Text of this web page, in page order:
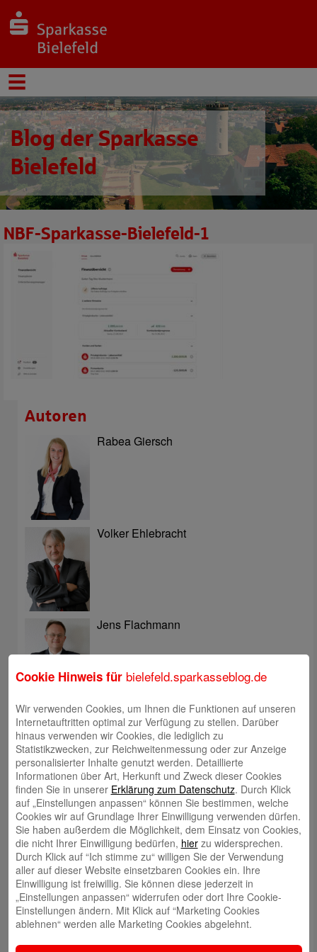
Blog der Sparkasse
Bielefeld
NBF-Sparkasse-Bielefeld-1
Autoren
Rabea Giersch
Volker Ehlebracht
Jens Flachmann
Christoph Kaleschke
Stephan Merkel
Rahel Neufeld
Cookie Hinweis für bielefeld.sparkasseblog.de
Wir verwenden Cookies, um Ihnen die Funktionen auf unseren
Internetauftritten optimal zur Verfügung zu stellen. Darüber
hinaus verwenden wir Cookies, die lediglich zu
Statistikzwecken, zur Reichweitenmessung oder zur Anzeige
personalisierter Inhalte genutzt werden. Detaillierte
Informationen über Art, Herkunft und Zweck dieser Cookies
finden Sie in unserer Erklärung zum Datenschutz. Durch Klick
auf „Einstellungen anpassen“ können Sie bestimmen, welche
Cookies wir auf Grundlage Ihrer Einwilligung verwenden dürfen.
Sie haben außerdem die Möglichkeit, dem Einsatz von Cookies,
die nicht Ihrer Einwilligung bedürfen, hierzu widersprechen.
Durch Klick auf “Ich stimme zu“ willigen Sie der Verwendung
aller auf dieser Website einsetzbaren Cookies ein. Ihre
Einwilligung ist freiwillig. Sie können diese jederzeit in
„Einstellungen anpassen“ widerrufen oder dort Ihre Cookie-
Einstellungen ändern. Mit Klick auf “Marketing Cookies
ablehnen“ werden alle Marketing Cookies abgelehnt.